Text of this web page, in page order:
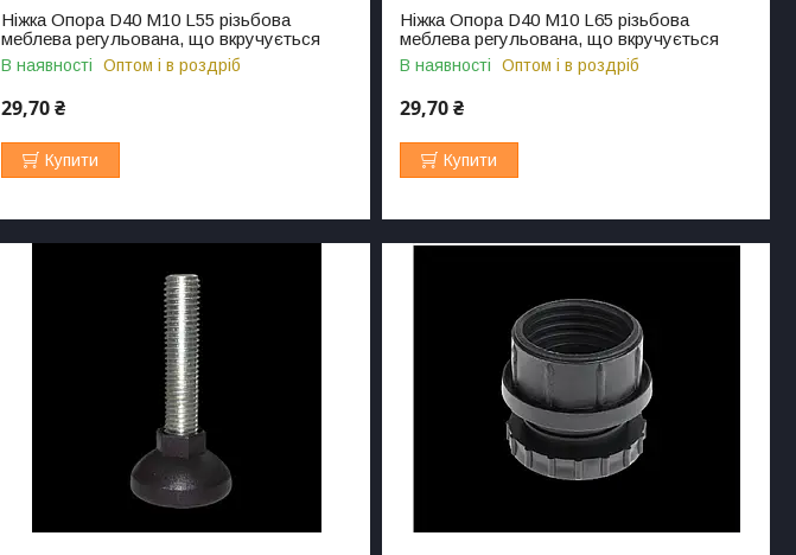
Ніжка Опора D40 M10 L55 різьбова
меблева регульована, що вкручується
В наявності Оптом і в роздріб
29,70 ₴
Купити
Ніжка Опора D40 M10 L65 різьбова
меблева регульована, що вкручується
В наявності Оптом і в роздріб
29,70 ₴
Купити